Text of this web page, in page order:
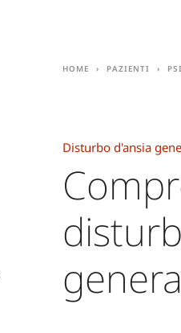
Home Pazienti
Disturbo d'ansia